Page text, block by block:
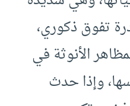
تفوق ذكوري،
الأنوثة في
وإذا حدث